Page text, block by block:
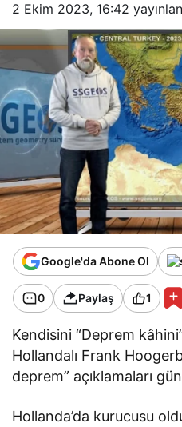
2 Ekim 2023, 16:42
Google'da Abone Ol
0 Paylaş 1
Kendisini “Deprem
Hollandalı Frank
deprem” açıklamaları
Hollanda’da kurucusu